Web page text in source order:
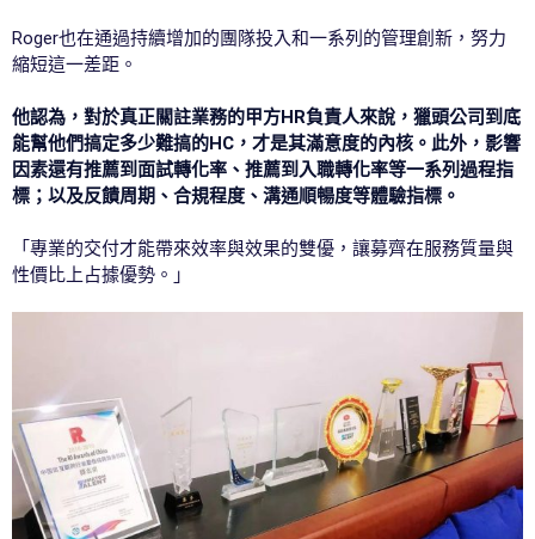
Roger也在通過持續增加的團隊投入和一系列的管理創新，努力
縮短這一差距。
他認為，對於真正關註業務的甲方HR負責人來說，獵頭公司到底
能幫他們搞定多少難搞的HC，才是其滿意度的內核。此外，影響
因素還有推薦到面試轉化率、推薦到入職轉化率等一系列過程指
標；以及反饋周期、合規程度、溝通順暢度等體驗指標。
「專業的交付才能帶來效率與效果的雙優，讓募齊在服務質量與
性價比上占據優勢。」